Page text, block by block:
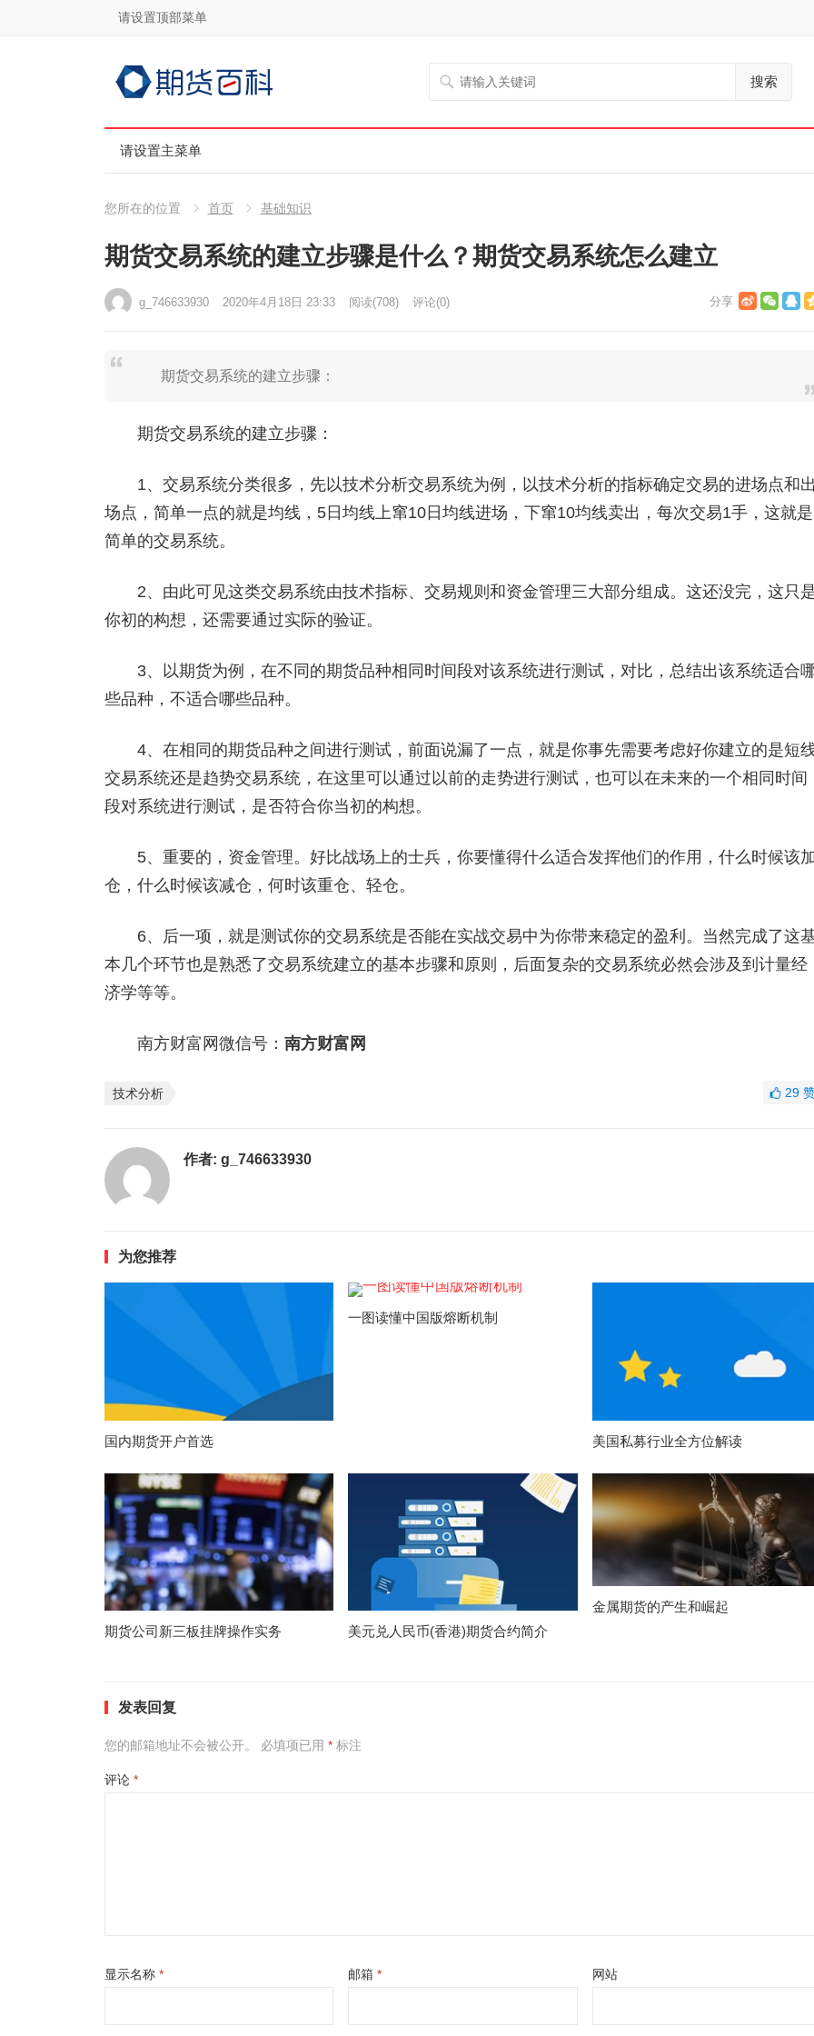
请设置顶部菜单
搜索
请设置主菜单
您所在的位置 首页 基础知识
期货交易系统的建立步骤是什么？期货交易系统怎么建立
g_746633930 2020年4月18日 23:33 阅读(708) 评论(0)
期货交易系统的建立步骤：
期货交易系统的建立步骤：
1、交易系统分类很多，先以技术分析交易系统为例，以技术分析的指标确定交易的进场点和出
场点，简单一点的就是均线，5日均线上窜10日均线进场，下窜10均线卖出，每次交易1手，这就是
简单的交易系统。
2、由此可见这类交易系统由技术指标、交易规则和资金管理三大部分组成。这还没完，这只
你初的构想，还需要通过实际的验证。
3、以期货为例，在不同的期货品种相同时间段对该系统进行测试，对比，总结出该系统适合
些品种，不适合哪些品种。
4、在相同的期货品种之间进行测试，前面说漏了一点，就是你事先需要考虑好你建立的是短
交易系统还是趋势交易系统，在这里可以通过以前的走势进行测试，也可以在未来的一个相同时间
段对系统进行测试，是否符合你当初的构想。
5、重要的，资金管理。好比战场上的士兵，你要懂得什么适合发挥他们的作用，什么时候该加
仓，什么时候该减仓，何时该重仓、轻仓。
6、后一项，就是测试你的交易系统是否能在实战交易中为你带来稳定的盈利。当然完成了这
本几个环节也是熟悉了交易系统建立的基本步骤和原则，后面复杂的交易系统必然会涉及到计量经
济学等等。
南方财富网微信号： 南方财富网
技术分析 29
作者: g_746633930
为您推荐
国内期货开户首选
一图读懂中国版熔断机制
美国私募行业全方位解读
期货公司新三板挂牌操作实务 美元兑人民币(香港)期货合约简介
金属期货的产生和崛起
发表回复
您的邮箱地址不会被公开。 必填项已用 *标注
评论 *
显示名称 * 邮箱* 网站